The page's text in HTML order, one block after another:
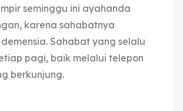
seminggu ini ayahanda
karena sahabatnya
Sahabat yang selalu
pagi, baik melalui telepon
berkunjung.